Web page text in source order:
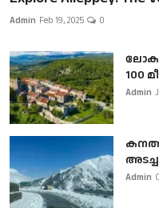
Admin Feb 19, 2025 0
100
Admin
Admin